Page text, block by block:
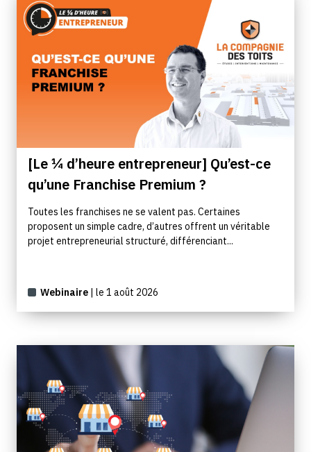
[Le ¼ d’heure entrepreneur] Qu’est-ce
qu’une Franchise Premium ?
Toutes les franchises ne se valent pas. Certaines
proposent un simple cadre, d’autres offrent un véritable
projet entrepreneurial structuré, différenciant...
Webinaire | le 1 août 2026